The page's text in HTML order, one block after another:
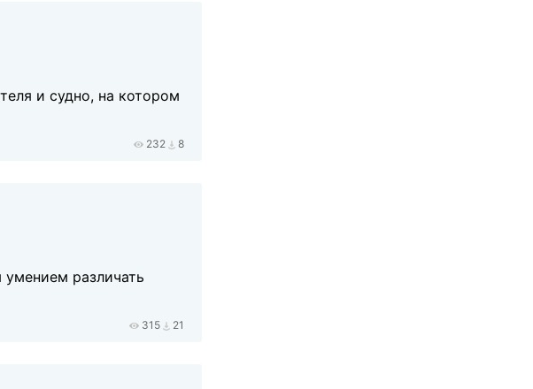
и судно, на котором
232 8
различать
315 21